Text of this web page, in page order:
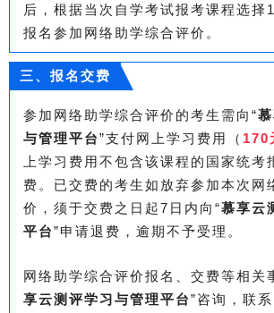
后，根据当次自学考试报考课程选择
报名参加网络助学综合评价。
三、报名交费
参加网络助学综合评价的考生需向“
与管理平台”支付网上学习费用（ 170
上学习费用不包含该课程的国家统考
费。已交费的考生如放弃参加本次网
价，须于交费之日起7日内向“慕享云
平台”申请退费，逾期不予受理。
网络助学综合评价报名、交费等相关
享云测评学习与管理平台”咨询，联